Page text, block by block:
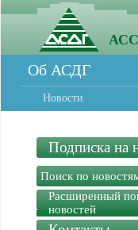
Об АСДГ
Новости
Подписка на
Расширенный
новостей